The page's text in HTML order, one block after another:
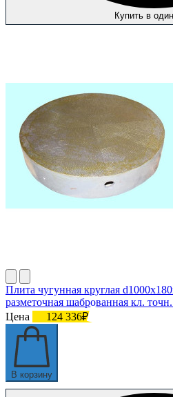
Купить в
Плита чугунная круглая
разметочная шаброванная кл.
Цена
124 336₽
В корзину